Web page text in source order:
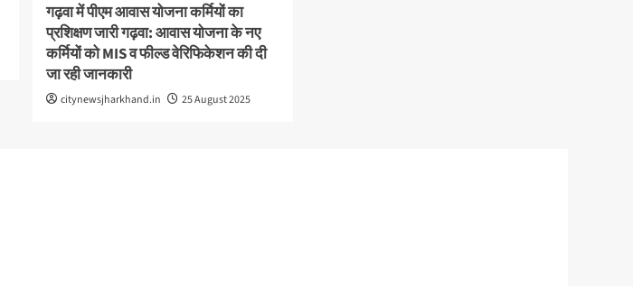
गढ़वा में पीएम आवास योजना कर्मियों का
प्रशिक्षण जारी गढ़वा: आवास योजना के नए
कर्मियों को MIS व फील्ड वेरिफिकेशन की दी
जा रही जानकारी
citynewsjharkhand.in 25 August 2025